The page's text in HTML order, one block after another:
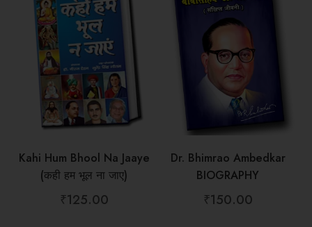
Kahi Hum Bhool Na Jaaye
(कही हम भूल ना जाए)
₹125.00
Dr. Bhimrao Ambedkar
BIOGRAPHY
₹150.00